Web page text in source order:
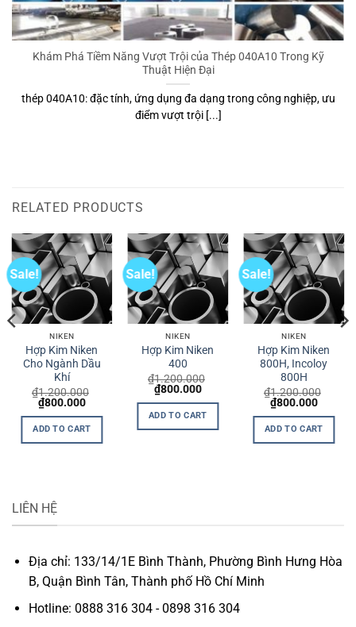
Thép 1.4713
Thép 1.4713 là vật liệu không thể thiếu trong các ứng dụng
nhiệt độ [...]
RELATED PRODUCTS
Sale!
NIKEN
Hợp Kim Niken
Cho Ngành Dầu
Khí
₫1.200.000
Original
price
was:
₫1.200.000.
₫800.000Current
is:
₫800.000.
ADD TO CART
Sale!
NIKEN
Hợp Kim Niken
400
₫1.200.000
Original
price
was:
₫1.200.000.
₫800.000Current
is:
₫800.000.
ADD TO CART
Sale!
NIKEN
Hợp Kim Niken
800H, Incoloy
800H
₫1.200.000
Original
price
was:
₫1.200.000.
₫800.000Current
is:
ADD TO CART
LIÊN HỆ
Địa chỉ: 133/14/1E Bình Thành, Phường Bình Hưng Hòa
B, Quận Bình Tân, Thành phố Hồ Chí Minh
Hotline: 0888 316 304 - 0898 316 304